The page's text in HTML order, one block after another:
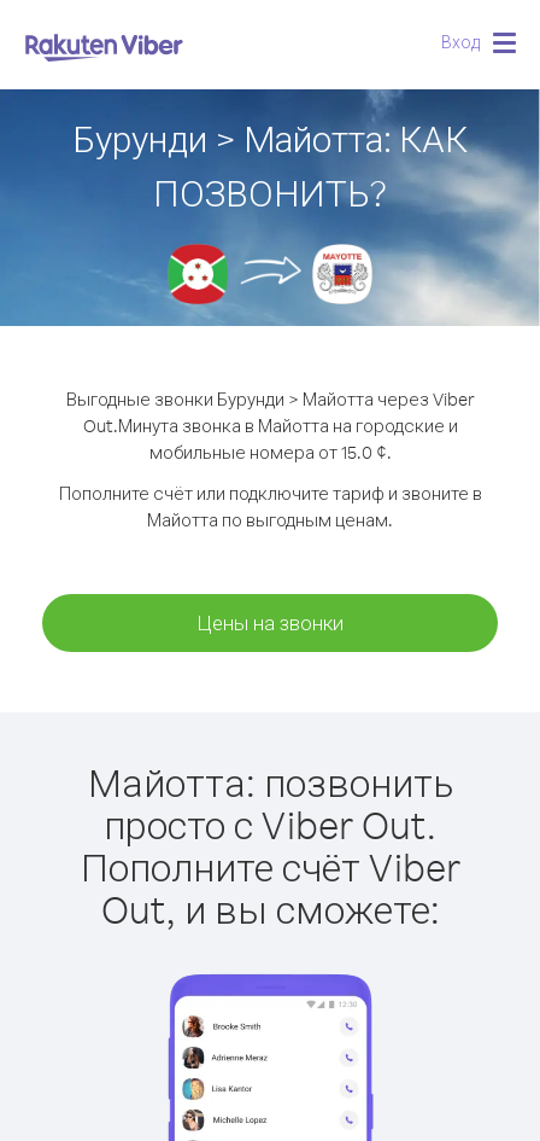
Вход
Бурунди > Майотта: КАК
ПОЗВОНИТЬ?
Выгодные звонки Бурунди > Майотта через Viber
Out.Минута звонка в Майотта на городские и
мобильные номера от 15.0 ¢.
Пополните счёт или подключите тариф и звоните в
Майотта по выгодным ценам.
Цены на звонки
Майотта: позвонить
просто с Viber Out.
Пополните счёт Viber
Out, и вы сможете: